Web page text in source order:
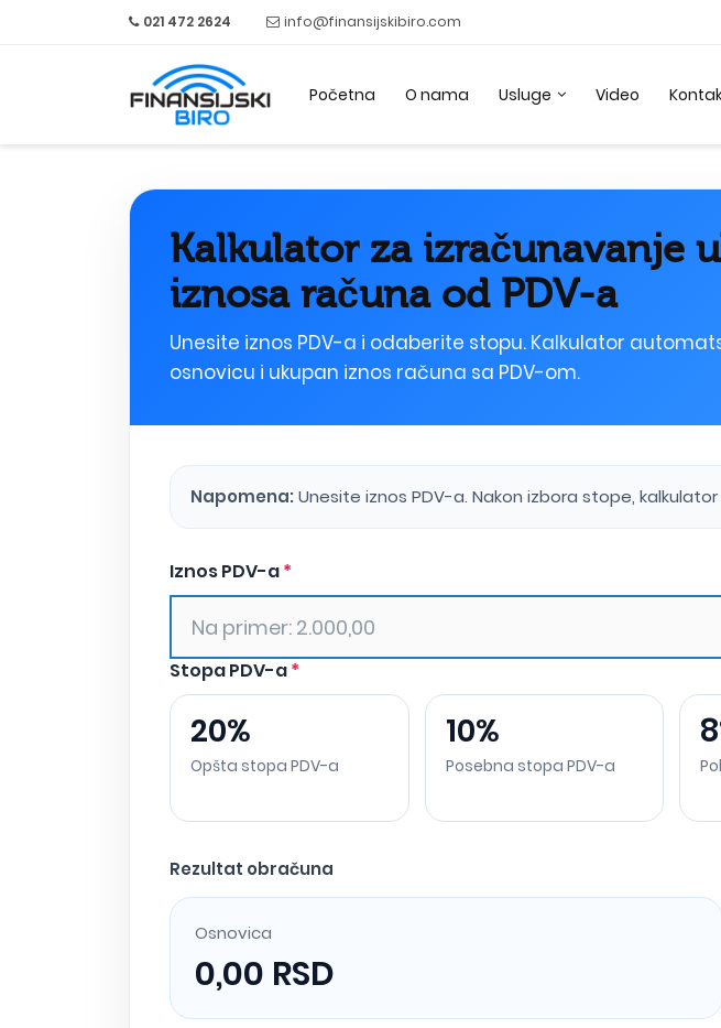
021 472 2624 info@finansijskibiro.com
Početna O nama Usluge Video
Kalkulator za izračunavanje
iznosa računa od PDV-a
Unesite iznos PDV-a i odaberite stopu. Kalkulator
osnovicu i ukupan iznos računa sa PDV-om.
Napomena:Unesite iznos PDV-a. Nakon izbora stope,
Iznos PDV-a*
Stopa PDV-a*
20%
Opšta stopa PDV-a
10%
Posebna stopa PDV-a
Rezultat obračuna
Osnovica
0,00 RSD